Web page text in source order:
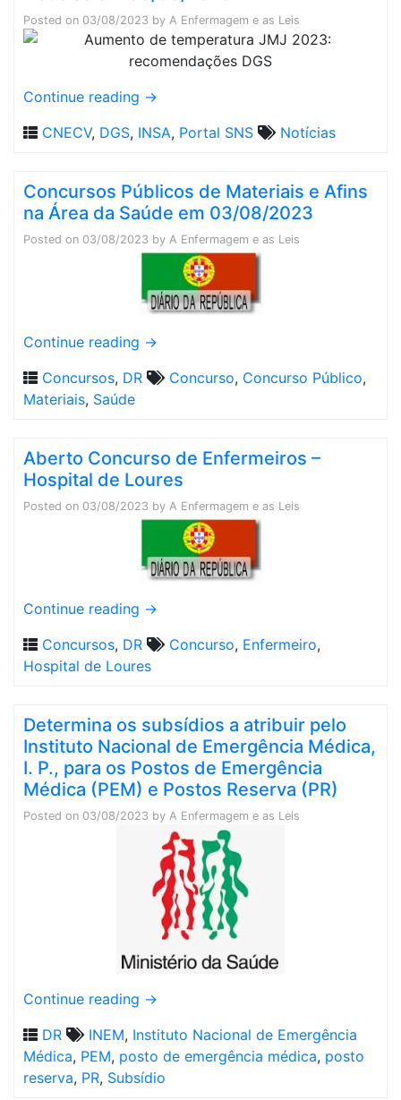
Posted on 03/08/2023 by A Enfermagem e as Leis
Continue reading →
CNECV, DGS, INSA, Portal SNS Notícias
Concursos Públicos de Materiais e Afins
na Área da Saúde em 03/08/2023
Posted on 03/08/2023 by A Enfermagem e as Leis
Continue reading →
Concursos, DR Concurso, Concurso Público,
Materiais, Saúde
Aberto Concurso de Enfermeiros –
Hospital de Loures
Posted on 03/08/2023 by A Enfermagem e as Leis
Continue reading →
Concursos, DR Concurso, Enfermeiro,
Hospital de Loures
Determina os subsídios a atribuir pelo
Instituto Nacional de Emergência Médica,
I. P., para os Postos de Emergência
Médica (PEM) e Postos Reserva (PR)
Posted on 03/08/2023 by A Enfermagem e as Leis
Continue reading →
DR
INEM, Instituto Nacional de Emergência
Médica, PEM, posto de emergência médica, posto
reserva, PR, Subsídio